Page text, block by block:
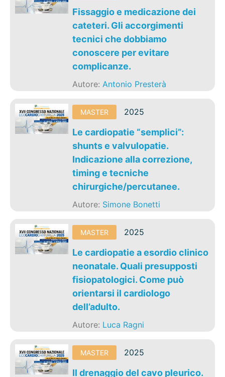
Fissaggio e medicazione dei
cateteri. Gli accorgimenti
tecnici che dobbiamo
conoscere per evitare
complicanze.
Autore:Antonio Presterà
MASTER 2025
Le cardiopatie “semplici”:
shunts e valvulopatie.
Indicazione alla correzione,
timing e tecniche
chirurgiche/percutanee.
Autore: Simone Bonetti
MASTER 2025
Le cardiopatie a esordio clinico
neonatale. Quali presupposti
fisiopatologici. Come può
orientarsi il cardiologo
dell’adulto.
Autore: Luca Ragni
MASTER 2025
Il drenaggio del cavo pleurico.